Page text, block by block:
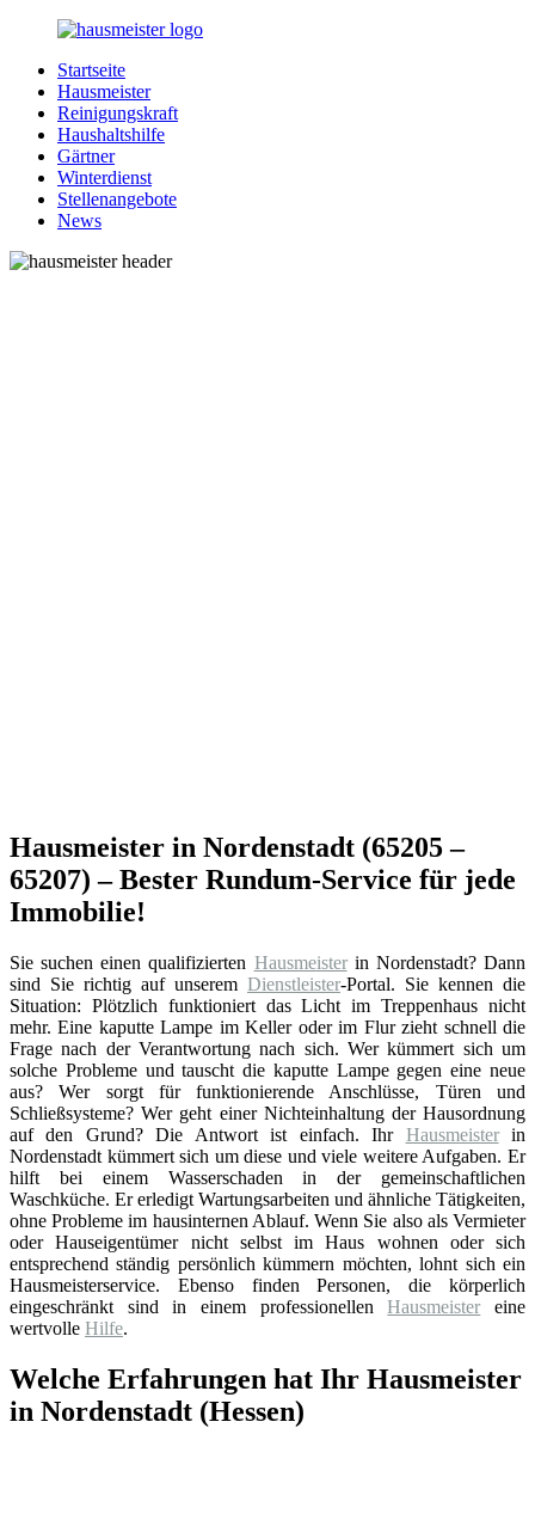
Zurück
Inhalt
Hausmeister.de
Alles
rund
Ihren
Haushalt
Startseite
Hausmeister
Reinigungskraft
Haushaltshilfe
Gärtner
Winterdienst
Stellenangebote
News
Hausmeister in Nordenstadt (65205 –
65207) – Bester Rundum-Service für jede
Immobilie!
Sie suchen einen qualifizierten Hausmeisterin Nordenstadt? Dann
sind Sie richtig auf unserem Dienstleister-Portal. Sie kennen die
Situation: Plötzlich funktioniert das Licht im Treppenhaus nicht
mehr. Eine kaputte Lampe im Keller oder im Flur zieht schnell die
Frage nach der Verantwortung nach sich. Wer kümmert sich um
solche Probleme und tauscht die kaputte Lampe gegen eine neue
aus? Wer sorgt für funktionierende Anschlüsse, Türen und
Schließsysteme? Wer geht einer Nichteinhaltung der Hausordnung
auf den Grund? Die Antwort ist einfach. Ihr Hausmeisterin
Nordenstadt kümmert sich um diese und viele weitere Aufgaben. Er
hilft bei einem Wasserschaden in der gemeinschaftlichen
Waschküche. Er erledigt Wartungsarbeiten und ähnliche Tätigkeiten,
ohne Probleme im hausinternen Ablauf. Wenn Sie also als Vermieter
oder Hauseigentümer nicht selbst im Haus wohnen oder sich
entsprechend ständig persönlich kümmern möchten, lohnt sich ein
Hausmeisterservice. Ebenso finden Personen, die körperlich
eingeschränkt sind in einem professionellenHausmeister eine
wertvolle Hilfe.
Welche Erfahrungen hat Ihr Hausmeister
in Nordenstadt (Hessen)